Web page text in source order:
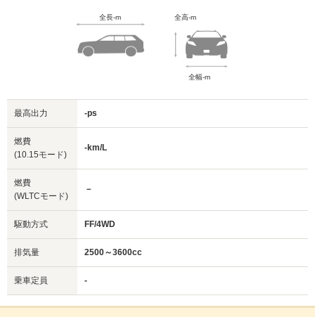
全長-m 全高-m
全幅-m
最高出力 -ps
燃費
(10.15モード)
-km/L
燃費
(WLTCモード)
－
駆動方式 FF/4WD
排気量 2500～3600cc
乗車定員 -